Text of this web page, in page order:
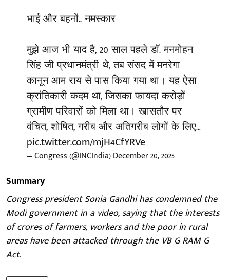
भाई और बहनों.. नमस्कार
मुझे आज भी याद है, 20 साल पहले डॉ. मनमोहन
सिंह जी प्रधानमंत्री थे, तब संसद में मनरेगा
कानून आम राय से पास किया गया था। यह ऐसा
क्रांतिकारी कदम था, जिसका फायदा करोड़ों
ग्रामीण परिवारों को मिला था। खासतौर पर
वंचित, शोषित, गरीब और अतिगरीब लोगों के लिए…
pic.twitter.com/mjH4CfYRVe
— Congress (@INCIndia)December 20, 2025
Summary
Congress president Sonia Gandhi has condemned the
Modi government in a video, saying that the interests
of crores of farmers, workers and the poor in rural
areas have been attacked through the VB G RAM G
Act.